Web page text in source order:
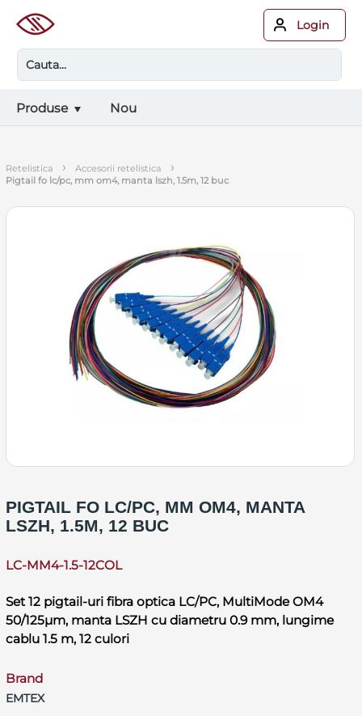
Login
Produse Nou
retelistica › accesorii retelistica ›
pigtail fo lc/pc, mm om4, manta lszh, 1.5m, 12 buc
PIGTAIL FO LC/PC, MM OM4, MANTA
LSZH, 1.5M, 12 BUC
LC-MM4-1.5-12COL
Set 12 pigtail-uri fibra optica LC/PC, MultiMode OM4
50/125µm, manta LSZH cu diametru 0.9 mm, lungime
cablu 1.5 m, 12 culori
Brand
EMTEX